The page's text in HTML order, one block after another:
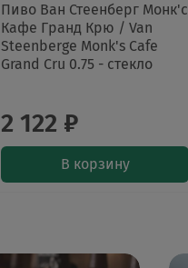
Пиво Ван Стеенберг Монк'с
Кафе Гранд Крю / Van
Steenberge Monk's Cafe
Grand Cru 0.75 - стекло
2 122 ₽
В корзину